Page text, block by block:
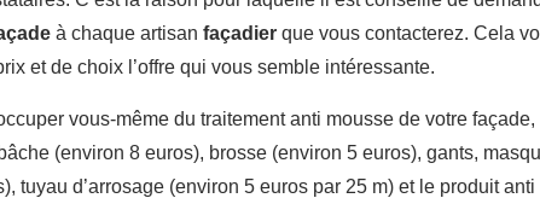
à chaque artisan façadier que vous contacterez. Cela
et de choix l’offre qui vous semble intéressante.
vous-même du traitement anti mousse de votre façade,
(environ 8 euros), brosse (environ 5 euros), gants,
tuyau d’arrosage (environ 5 euros par 25 m) et le produit anti